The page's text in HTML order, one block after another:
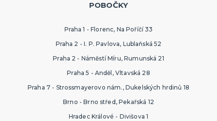
POBOČKY
Praha 1 - Florenc, Na Poříčí 33
Praha 2 - I. P. Pavlova, Lublaňská 52
Praha 2 - Náměstí Míru, Rumunská 21
Praha 5 - Anděl, Vltavská 28
Praha 7 - Strossmayerovo nám., Dukelských hrdinů 18
Brno - Brno střed, Pekařská 12
Hradec Králové - Divišova 1